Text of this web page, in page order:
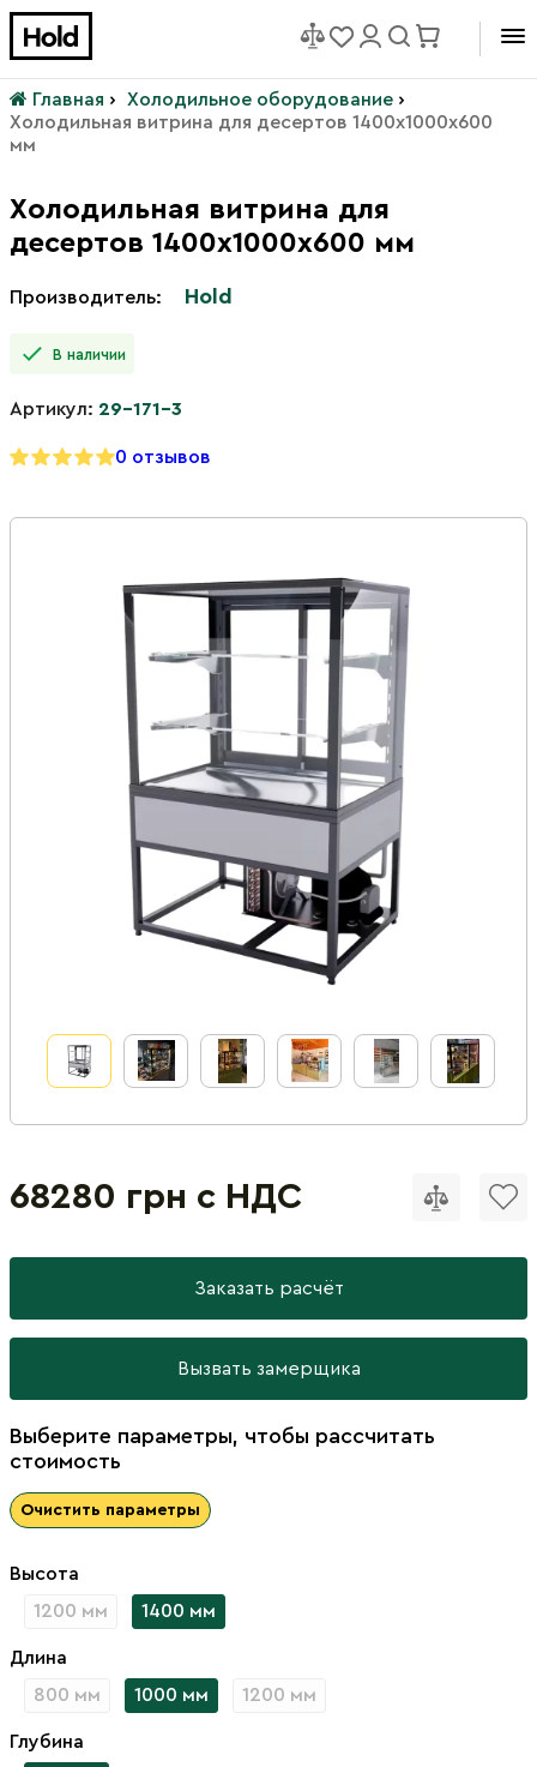
Главная › Холодильное оборудование ›
Холодильная витрина для десертов 1400х1000х600
мм
Холодильная витрина для
десертов 1400х1000х600 мм
Производитель: Hold
В наличии
Артикул: 29-171-3
0 отзывов
68280 грн с НДС
Заказать расчёт
Вызвать замерщика
Выберите параметры, чтобы рассчитать
стоимость
Очистить параметры
Высота
1200 мм
1400 мм
Длина
800 мм
1000 мм 1200 мм
Глубина